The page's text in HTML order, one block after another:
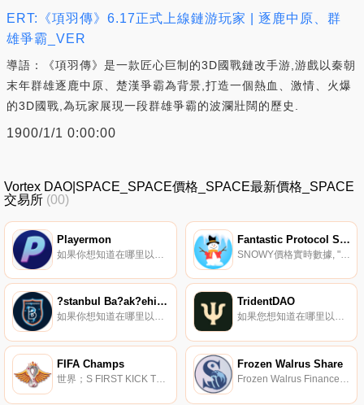
ERT:《項羽傳》6.17正式上線鏈游玩家 | 逐鹿中原、群
雄爭霸_VER
導語：《項羽傳》是一款匠心巨制的3D國戰鏈改手游,游戲以秦朝
末年群雄逐鹿中原、楚漢爭霸為背景,打造一個熱血、激情、火爆
的3D國戰,為玩家展現一段群雄爭霸的波瀾壯闊的歷史.
1900/1/1 0:00:00
Vortex DAO|SPACE_SPACE價格_SPACE最新價格_SPACE
交易所 (00)
Playermon Fantastic Protocol SNOWY Token
?stanbul Ba?ak?ehir Fan Token
如果你想知道在哪里以當前價格購買?stanbul Ba?ak?ehir Fan Token,目前交易{?stanbul Ba?ak?ehir Fan Token]股票的頂級加密貨幣交易所是MEXC和Chiliz。您可以在我們的加密貨幣交易所頁面上找到其他列表.
TridentDAO
如果您想知道在哪里以當前價格購買TridentDAO,目前交易｛PSInname｝股票的頂級加密貨幣交易所是BTCEX、Bitget、LBank、BingX和Gate.io。您可以在我們的加密貨幣交易所頁面上找到其他交易所.
FIFA Champs
世界；S FIRST KICK TO EARN（K2E）NFT足球游戲平臺專為即將到來的世界杯FIFA Champions設計,是一款虛擬化的基于NFT的足球主題區塊鏈游戲,具有“玩即賺”模式,允許您與世界各地的玩家在區塊鏈世界中踢足球.
Frozen Walrus Share
Frozen Walrus Finance是一種算法穩定的硬幣協議,通過鑄幣稅與雪崩上的美元兌加元1:1掛鉤。協議；s的底層機制動態地調整WLRS；供應,推動其價格相對于美元兌加元的價格上漲或下跌.